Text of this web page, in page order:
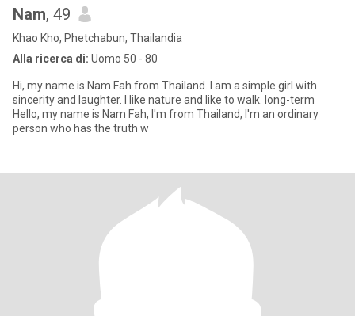
Nam, 49
Khao Kho, Phetchabun, Thailandia
Alla ricerca di: Uomo 50 - 80
Hi, my name is Nam Fah from Thailand. I am a simple girl with
sincerity and laughter. I like nature and like to walk. long-term
Hello, my name is Nam Fah, I'm from Thailand, I'm an ordinary
person who has the truth w